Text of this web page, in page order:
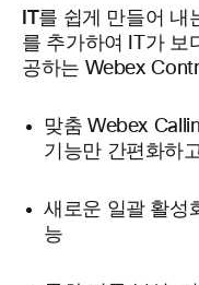
IT를 쉽게 만들어 내
를 추가하여 IT가 보
공하는 Webex
맞춤 Webex
기능만 간편화하
새로운 일괄 활성
능